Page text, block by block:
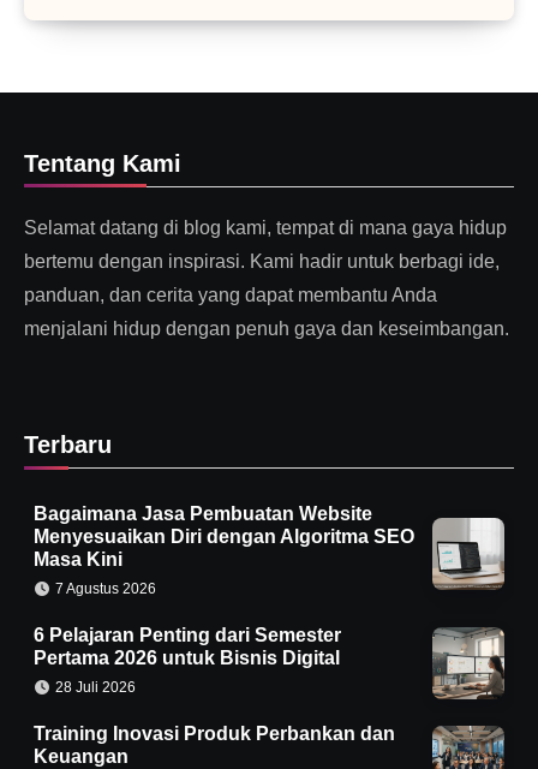
Tentang Kami
Selamat datang di blog kami, tempat di mana gaya hidup
bertemu dengan inspirasi. Kami hadir untuk berbagi ide,
panduan, dan cerita yang dapat membantu Anda
menjalani hidup dengan penuh gaya dan keseimbangan.
Terbaru
Bagaimana Jasa Pembuatan Website
Menyesuaikan Diri dengan Algoritma SEO
Masa Kini
7 Agustus 2026
6 Pelajaran Penting dari Semester
Pertama 2026 untuk Bisnis Digital
28 Juli 2026
Training Inovasi Produk Perbankan dan
Keuangan